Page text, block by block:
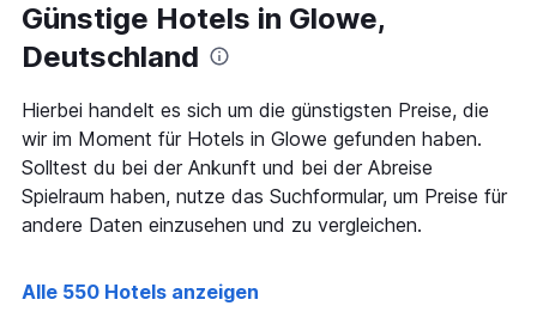
anzeigt.
Hotelkategorien
nach
Sternen
Das
Diagramm
hat
1
Y-
Achse,
durchschnittlichen
Günstige Hotels in Glowe,
Deutschland
Hierbei handelt es sich um die günstigsten Preise, die
wir im Moment für Hotels in Glowe gefunden haben.
Solltest du bei der Ankunft und bei der Abreise
Spielraum haben, nutze das Suchformular, um Preise für
andere Daten einzusehen und zu vergleichen.
Alle 550 Hotels anzeigen